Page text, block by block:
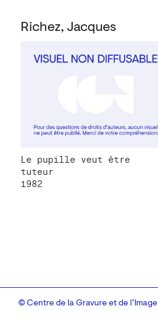
Richez, Jacques
Le pupille veut être
tuteur
1982
© Centre de la Gravure et de